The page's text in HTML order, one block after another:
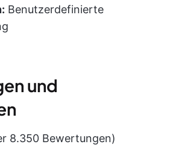
Benutzerdefinierte
und
8.350 Bewertungen)